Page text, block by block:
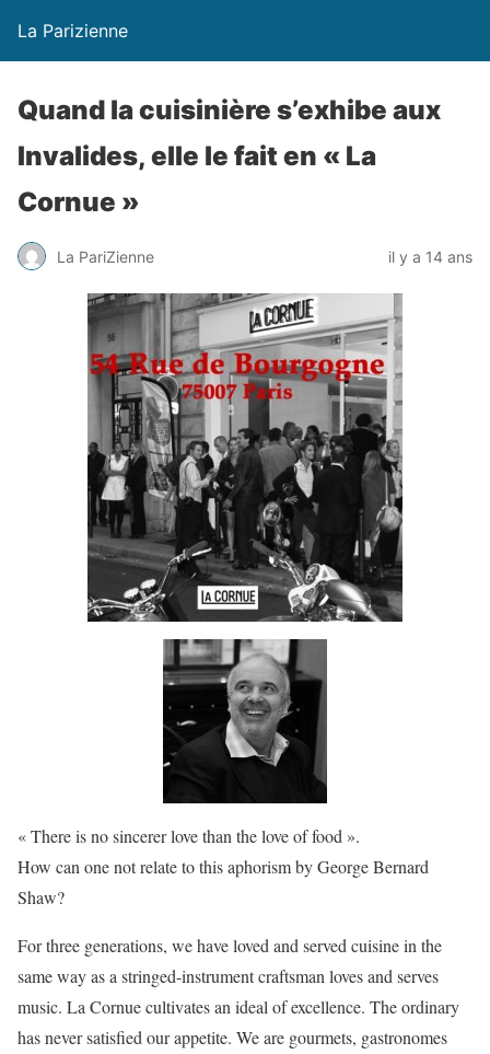
La Parizienne
Quand la cuisinière s’exhibe aux
Invalides, elle le fait en « La
Cornue »
La PariZienne il y a 14 ans
« There is no sincerer love than the love of food ».
How can one not relate to this aphorism by George Bernard
Shaw?
For three generations, we have loved and served cuisine in the
same way as a stringed-instrument craftsman loves and serves
music. La Cornue cultivates an ideal of excellence. The ordinary
has never satisfied our appetite. We are gourmets, gastronomes